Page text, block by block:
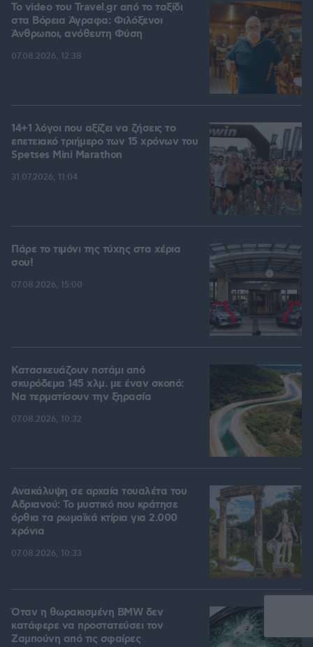
To video του Travel.gr από το ταξίδι
στα Βόρεια Άγραφα: Φιλόξενοι
Άνθρωποι, ανόθευτη Φύση
07.08.2026, 12:38
14+1 λόγοι που αξίζει να ζήσεις το
επετειακό τριήμερο των 15 χρόνων του
Spetses Mini Marathon
31.07.2026, 11:04
Πάρε το τιμόνι της τύχης στα χέρια
σου!
07.08.2026, 15:00
Κατασκευάζουν ποτάμι από
σκυρόδεμα 145 χλμ. με έναν σκοπό:
Να τερματίσουν την ξηρασία
07.08.2026, 10:32
Ανακάλυψη σε αρχαία τουαλέτα του
Αδριανού: Το μυστικό που κράτησε
όρθια τα ρωμαϊκά κτίρια για 2.000
χρόνια
07.08.2026, 10:33
Όταν η θωρακισμένη BMW δεν
κατάφερε να προστατεύσει τον
Ζαμπούνη από τις σφαίρες